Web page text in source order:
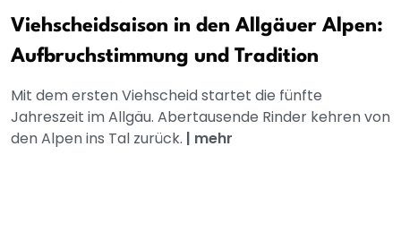
Viehscheidsaison in den Allgäuer Alpen:
Aufbruchstimmung und Tradition
Mit dem ersten Viehscheid startet die fünfte
Jahreszeit im Allgäu. Abertausende Rinder kehren von
den Alpen ins Tal zurück. | mehr